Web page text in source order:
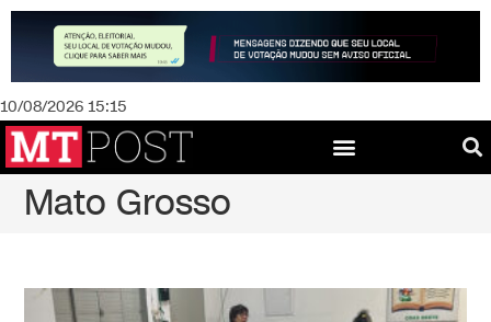
10/08/2026 15:15
Mato Grosso